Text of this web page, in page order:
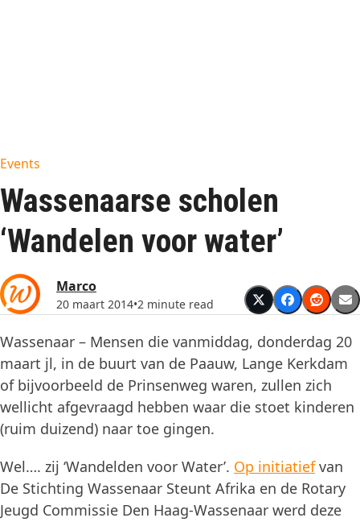
Events
Wassenaarse scholen
‘Wandelen voor water’
Marco
20 maart 2014•2 minute read
Wassenaar – Mensen die vanmiddag, donderdag 20
maart jl, in de buurt van de Paauw, Lange Kerkdam
of bijvoorbeeld de Prinsenweg waren, zullen zich
wellicht afgevraagd hebben waar die stoet kinderen
(ruim duizend) naar toe gingen.
Wel…. zij ‘Wandelden voor Water’. Op initiatiefvan
De Stichting Wassenaar Steunt Afrika en de Rotary
Jeugd Commissie Den Haag-Wassenaar werd deze